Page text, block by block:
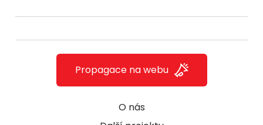
O nás
Propagace na webu